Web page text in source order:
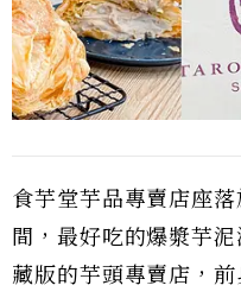
食芋堂芋品專賣店座
間，最好吃的爆漿芋
藏版的芋頭專賣店，